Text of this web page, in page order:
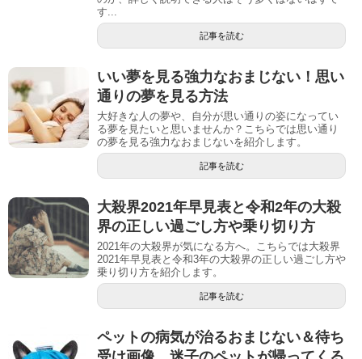
す...
記事を読む
いい夢を見る強力なおまじない！思い
通りの夢を見る方法
大好きな人の夢や、自分が思い通りの姿になってい
る夢を見たいと思いませんか？こちらでは思い通り
の夢を見る強力なおまじないを紹介します。
記事を読む
大殺界2021年早見表と令和2年の大殺
界の正しい過ごし方や乗り切り方
2021年の大殺界が気になる方へ。こちらでは大殺界
2021年早見表と令和3年の大殺界の正しい過ごし方や
乗り切り方を紹介します。
記事を読む
ペットの病気が治るおまじない＆待ち